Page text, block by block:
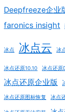
Deepfreeze企业
faronics insight
冰点 冰点云 冰
冰点还原10.10 冰点还原
冰点还原企业版
冰点还原图标恢复 冰点